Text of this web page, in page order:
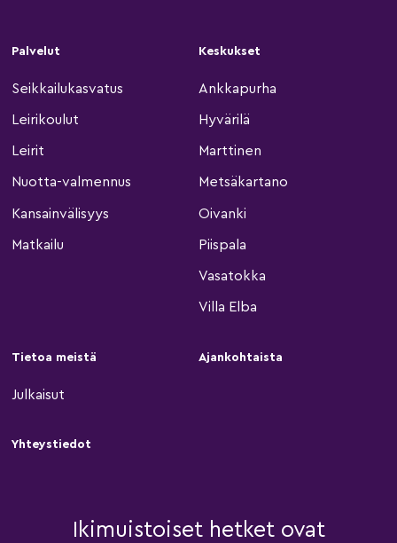
Palvelut
Seikkailukasvatus
Leirikoulut
Leirit
Nuotta-valmennus
Kansainvälisyys
Matkailu
Keskukset
Ankkapurha
Hyvärilä
Marttinen
Metsäkartano
Oivanki
Piispala
Vasatokka
Villa Elba
Tietoa meistä
Julkaisut
Ajankohtaista
Yhteystiedot
Ikimuistoiset hetket ovat